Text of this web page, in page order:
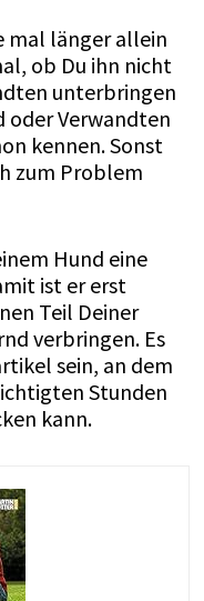
mal länger allein
ob Du ihn nicht
unterbringen
oder Verwandten
kennen. Sonst
zum Problem
Hund eine
ist er erst
Teil Deiner
verbringen. Es
sein, an dem
Stunden
kann.